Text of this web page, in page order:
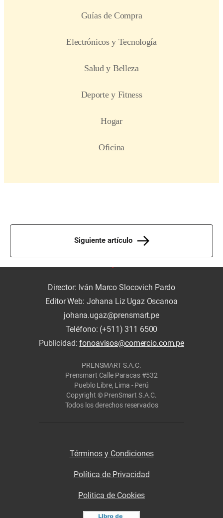
Siguiente artículo
Director: Iván Marco Slocovich Pardo
Editor Web: Johana Liz Ugaz Oscanoa
johana.ugaz@prensmart.pe
Teléfono: (+511) 311 6500
Publicidad:fonoavisos@comercio.com.pe
PRENSMART S.A.C.
Prensmart Calle Paracas #532
Pueblo Libre, Lima - Perú
Copyright © PrenSmart S.A.C.
Todos los derechos reservados
Términos y Condiciones
Política de Privacidad
Politica de Cookies